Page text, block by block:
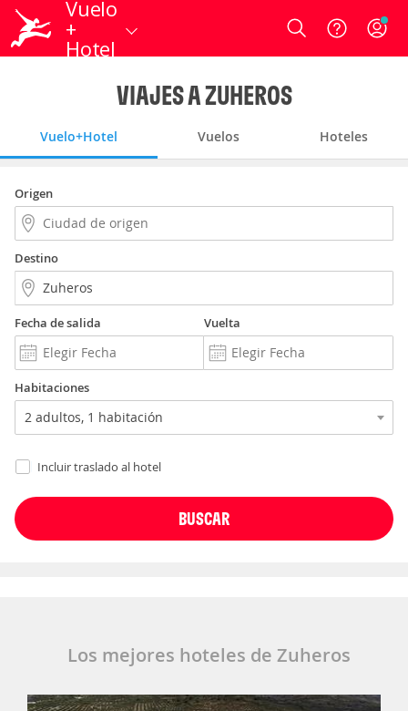
Vuelo
+
Hotel
Login
VIAJES A ZUHEROS
Vuelo+Hotel Vuelos Hoteles
Origen
Destino
Fecha de salida Vuelta
Habitaciones
Incluir traslado al hotel
Los mejores hoteles de Zuheros